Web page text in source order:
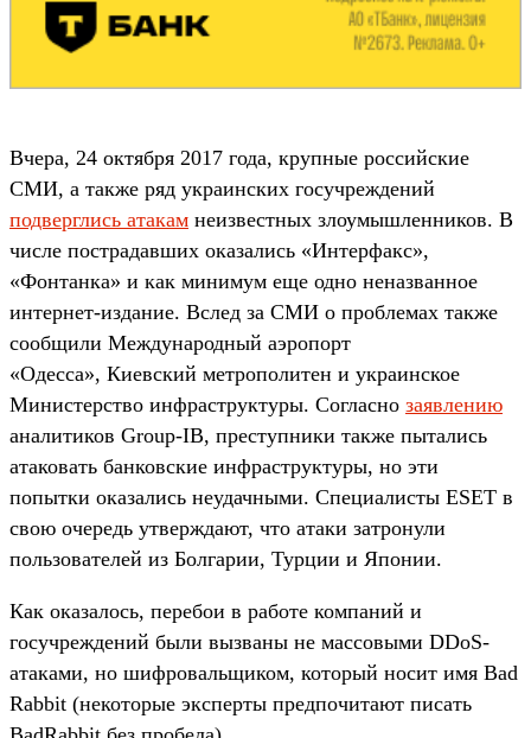
Вчера, 24 октября 2017 года, крупные российские
СМИ, а также ряд украинских госучреждений
подверглись атакам неизвестных злоумышленников. В
числе пострадавших оказались «Интерфакс»,
«Фонтанка» и как минимум еще одно неназванное
интернет-издание. Вслед за СМИ о проблемах также
сообщили Международный аэропорт
«Одесса», Киевский метрополитен и украинское
Министерство инфраструктуры. Согласно заявлению
аналитиков Group-IB, преступники также пытались
атаковать банковские инфраструктуры, но эти
попытки оказались неудачными. Специалисты ESET в
свою очередь утверждают, что атаки затронули
пользователей из Болгарии, Турции и Японии.
Как оказалось, перебои в работе компаний и
госучреждений были вызваны не массовыми DDoS-
атаками, но шифровальщиком, который носит имя Bad
Rabbit (некоторые эксперты предпочитают писать